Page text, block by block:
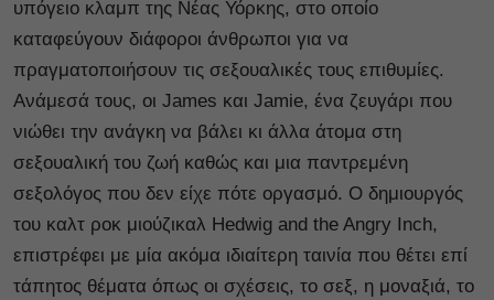
υπόγειο κλαμπ της Νέας Υόρκης, στο οποίο
καταφεύγουν διάφοροι άνθρωποι για να
πραγματοποιήσουν τις σεξουαλικές τους επιθυμίες.
Ανάμεσά τους, οι James και Jamie, ένα ζευγάρι που
νιώθει την ανάγκη να βάλει κι άλλα άτομα στη
σεξουαλική του ζωή καθώς και μια παντρεμένη
σεξολόγος που δεν είχε πότε οργασμό. Ο δημιουργός
του καλτ ροκ μιούζικαλ Hedwig and the Angry Inch,
επιστρέφει με μία ακόμα ιδιαίτερη ταινία που θέτει επί
τάπητος θέματα όπως οι σχέσεις, το σεξ, η μοναξιά, το